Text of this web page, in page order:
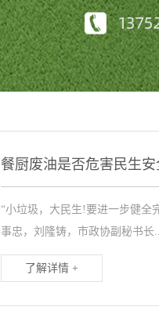
餐厨废油是否危害民生安
“小垃圾，大民生!要进一步健全
事忠，刘隆铸，市政协副秘书长
了解详情 +